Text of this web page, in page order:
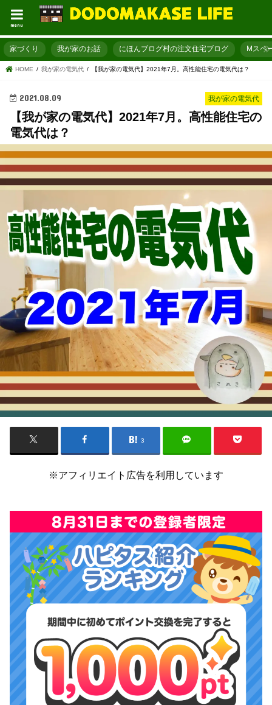
menu
家づくり 我が家のお話 にほんブログ村の注文住宅ブログ Mスペ
HOME 我が家の電気代 【我が家の電気代】2021年7月。高性能住宅の電気代は？
我が家の電気代
2021.08.09
【我が家の電気代】2021年7月。高性能住宅の
電気代は？
3
※アフィリエイト広告を利用しています